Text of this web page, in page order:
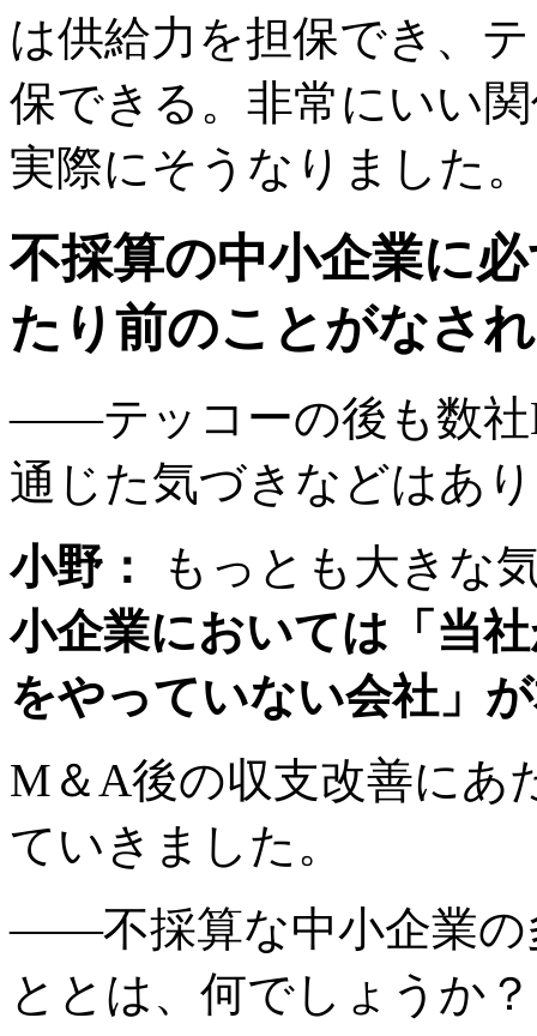
は供給力を担保でき、
保できる。非常にいい
実際にそうなりました。
不採算の中小企業に
たり前のことがなさ
――テッコーの後も数社
通じた気づきなどはあ
小野：
もっとも大きな
小企業においては「当
をやっていない会社」
M＆A後の収支改善にあ
ていきました。
――不採算な中小企業の
ととは、何でしょうか？